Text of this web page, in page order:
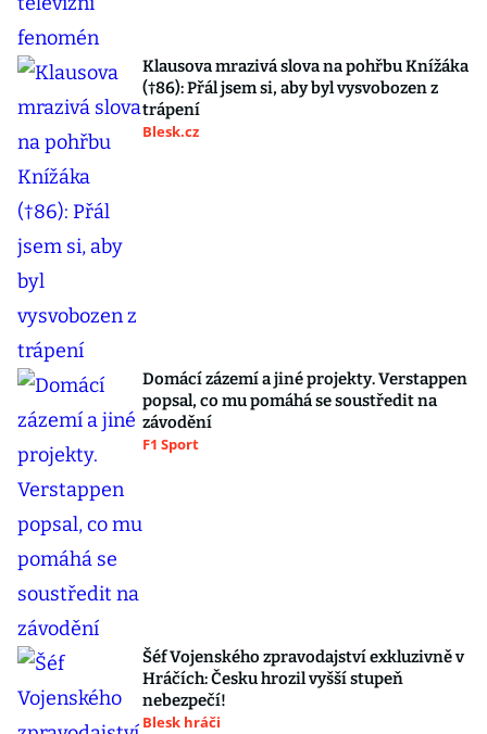
Klausova mrazivá slova na pohřbu Knížáka
(†86): Přál jsem si, aby byl vysvobozen z
trápení
Blesk.cz
Domácí zázemí a jiné projekty. Verstappen
popsal, co mu pomáhá se soustředit na
závodění
F1 Sport
Šéf Vojenského zpravodajství exkluzivně v
Hráčích: Česku hrozil vyšší stupeň
nebezpečí!
Blesk hráči